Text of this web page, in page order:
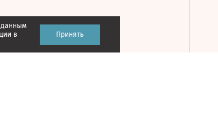
данным
в
Принять